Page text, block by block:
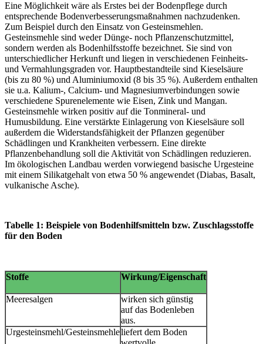
Eine Möglichkeit wäre als Erstes bei der Bodenpflege durch
entsprechende Bodenverbesserungsmaßnahmen nachzudenken.
Zum Beispiel durch den Einsatz von Gesteinsmehlen.
Gesteinsmehle sind weder Dünge- noch Pflanzenschutzmittel,
sondern werden als Bodenhilfsstoffe bezeichnet. Sie sind von
unterschiedlicher Herkunft und liegen in verschiedenen Feinheits-
und Vermahlungsgraden vor. Hauptbestandteile sind Kieselsäure
(bis zu 80 %) und Aluminiumoxid (8 bis 35 %). Außerdem enthalten
sie u.a. Kalium-, Calcium- und Magnesiumverbindungen sowie
verschiedene Spurenelemente wie Eisen, Zink und Mangan.
Gesteinsmehle wirken positiv auf die Tonmineral- und
Humusbildung. Eine verstärkte Einlagerung von Kieselsäure soll
außerdem die Widerstandsfähigkeit der Pflanzen gegenüber
Schädlingen und Krankheiten verbessern. Eine direkte
Pflanzenbehandlung soll die Aktivität von Schädlingen reduzieren.
Im ökologischen Landbau werden vorwiegend basische Urgesteine
mit einem Silikatgehalt von etwa 50 % angewendet (Diabas, Basalt,
vulkanische Asche).
Tabelle 1: Beispiele von Bodenhilfsmitteln bzw. Zuschlagsstoffe
für den Boden
Stoffe Wirkung/Eigenschaft
Meeresalgen
wirken sich günstig
auf das Bodenleben
aus.
Urgesteinsmehl/Gesteinsmehleliefert dem Boden